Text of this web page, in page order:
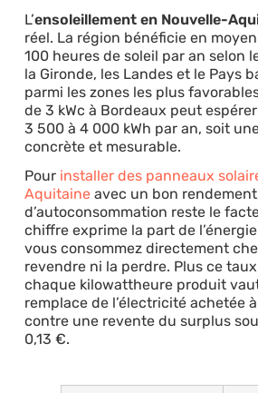
L’ensoleillement en Nouvelle-
réel. La région bénéficie en
100 heures de soleil par an selon
la Gironde, les Landes et le Pays
parmi les zones les plus
de 3 kWc à Bordeaux peut
3 500 à 4 000 kWh par an, soit
concrète et mesurable.
Pour installer des panneaux
Aquitaineavec un bon
d’autoconsommation reste le
chiffre exprime la part de
vous consommez directement
revendre ni la perdre. Plus ce
chaque kilowattheure produit
remplace de l’électricité achetée
contre une revente du surplus
0,13 €.